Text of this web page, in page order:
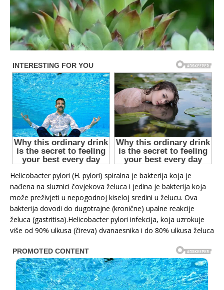
Helicobacter pylori (H. pylori) spiralna je bakterija koja je
nađena na sluznici čovjekova želuca i jedina je bakterija koja
može preživjeti u nepogodnoj kiseloj sredini u želucu. Ova
bakterija dovodi do dugotrajne (kronične) upalne reakcije
želuca (gastritisa).Helicobacter pylori infekcija, koja uzrokuje
više od 90% ulkusa (čireva) dvanaesnika i do 80% ulkusa želuca